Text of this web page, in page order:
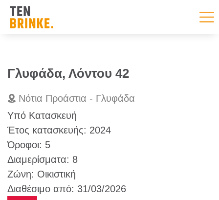
content
Γλυφάδα, Λόντου 42
Νότια Προάστια - Γλυφάδα
Υπό Κατασκευή
Έτος κατασκευής: 2024
Όροφοι: 5
Διαμερίσματα: 8
Ζώνη: Οικιστική
Διαθέσιμο από: 31/03/2026